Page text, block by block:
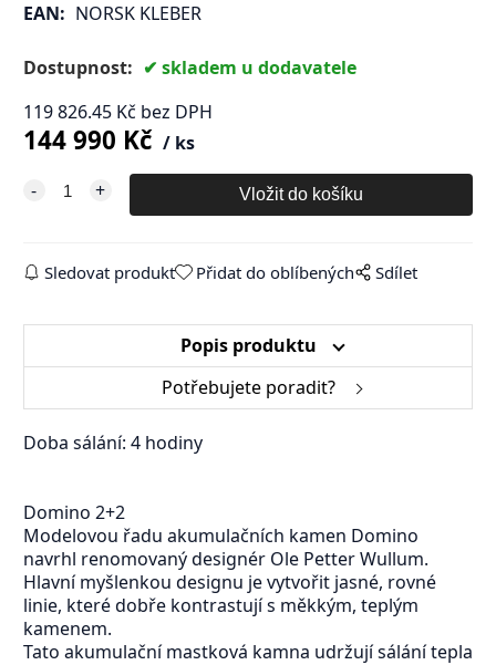
EAN: NORSK KLEBER
Dostupnost:
skladem u dodavatele
119 826.45Kč bez DPH
144 990 Kč ks
Sledovat produkt Přidat do oblíbených Sdílet
Popis produktu
Potřebujete poradit?
Doba sálání: 4 hodiny
Domino 2+2
Modelovou řadu akumulačních kamen Domino
navrhl renomovaný designér Ole Petter Wullum.
Hlavní myšlenkou designu je vytvořit jasné, rovné
linie, které dobře kontrastují s měkkým, teplým
kamenem.
Tato akumulační mastková kamna udržují sálání tepla